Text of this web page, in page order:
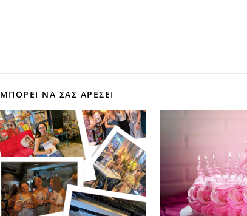
ΜΠΟΡΕΊ ΝΑ ΣΑΣ ΑΡΕΣΕΙ